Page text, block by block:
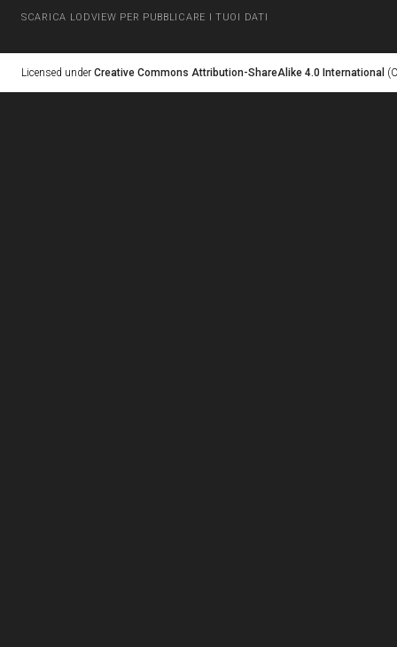
SCARICA LODVIEW PER PUBBLICARE I TUOI DATI
Licensed under Creative Commons Attribution-ShareAlike 4.0 International